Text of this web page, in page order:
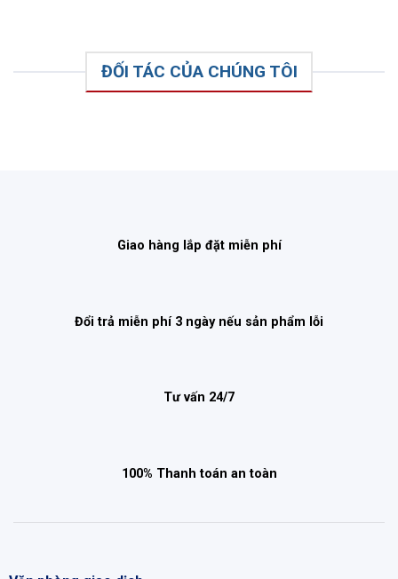
ĐỐI TÁC CỦA CHÚNG TÔI
Giao hàng lắp đặt miễn phí
Đổi trả miễn phí 3 ngày nếu sản phẩm lỗi
Tư vấn 24/7
100% Thanh toán an toàn